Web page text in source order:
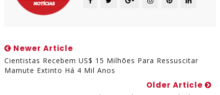
Newer Article
Cientistas Recebem US$ 15 Milhões Para Ressuscitar
Mamute Extinto Há 4 Mil Anos
Older Article